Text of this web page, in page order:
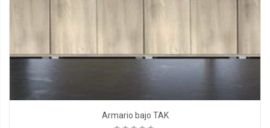
Armario bajo TAK